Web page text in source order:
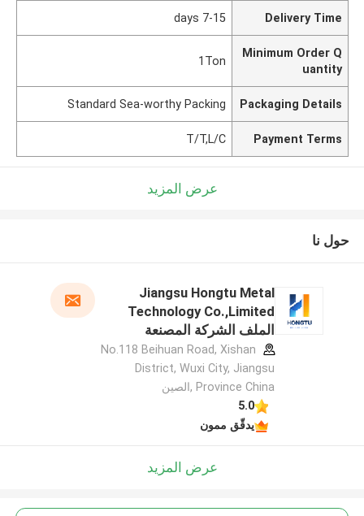
Delivery Time
7-15 days
Minimum Order Q
uantity
1Ton
Packaging Details
Standard Sea-worthy Packing
Payment Terms
T/T,L/C
عرض المزيد
حول نا
Jiangsu Hongtu Metal
Technology Co.,Limited
الملف الشركة المصنعة
No.118 Beihuan Road, Xishan
District, Wuxi City, Jiangsu
Province China ,الصين
5.0
يدقّق ممون
عرض المزيد